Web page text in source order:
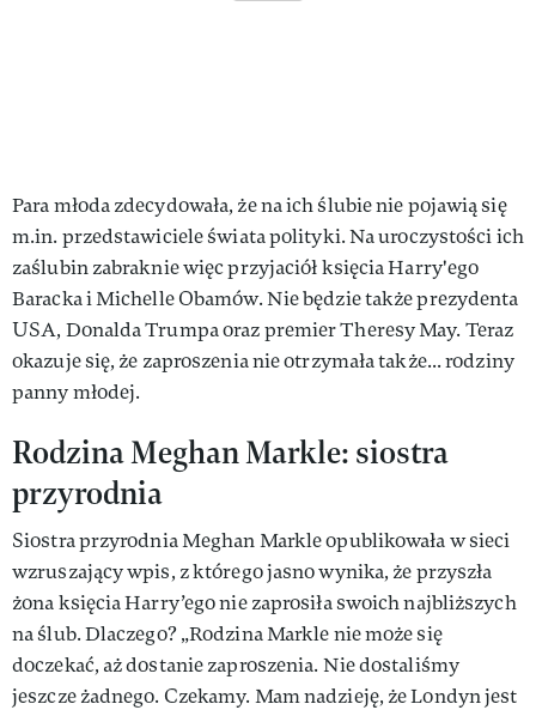
Para młoda zdecydowała, że na ich ślubie nie pojawią się
m.in. przedstawiciele świata polityki. Na uroczystości ich
zaślubin zabraknie więc przyjaciół księcia Harry'ego
Baracka i Michelle Obamów. Nie będzie także prezydenta
USA, Donalda Trumpa oraz premier Theresy May. Teraz
okazuje się, że zaproszenia nie otrzymała także... rodziny
panny młodej.
Rodzina Meghan Markle: siostra
przyrodnia
Siostra przyrodnia Meghan Markle opublikowała w sieci
wzruszający wpis, z którego jasno wynika, że przyszła
żona księcia Harry’ego nie zaprosiła swoich najbliższych
na ślub. Dlaczego? „Rodzina Markle nie może się
doczekać, aż dostanie zaproszenia. Nie dostaliśmy
jeszcze żadnego. Czekamy. Mam nadzieję, że Londyn jest